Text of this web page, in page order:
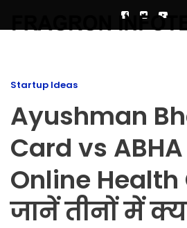
Blog
Startup Ideas
Ayushman
Card vs
Online Health
जानें तीनों में